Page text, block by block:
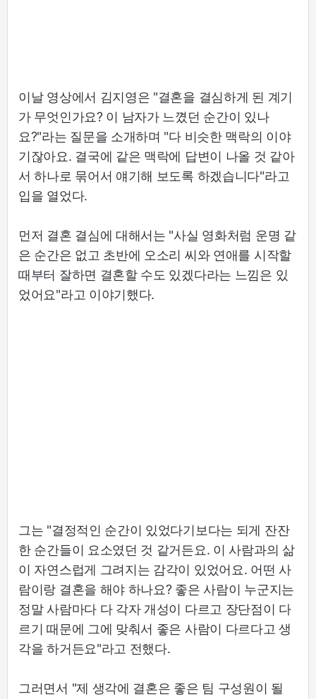
이날 영상에서 김지영은 "결혼을 결심하게 된 계기
가 무엇인가요? 이 남자가 느꼈던 순간이 있나
요?"라는 질문을 소개하며 "다 비슷한 맥락의 이야
기잖아요. 결국에 같은 맥락에 답변이 나올 것 같아
서 하나로 묶어서 얘기해 보도록 하겠습니다"라고
입을 열었다.
먼저 결혼 결심에 대해서는 "사실 영화처럼 운명 같
은 순간은 없고 초반에 오소리 씨와 연애를 시작할
때부터 잘하면 결혼할 수도 있겠다라는 느낌은 있
었어요"라고 이야기했다.
그는 "결정적인 순간이 있었다기보다는 되게 잔잔
한 순간들이 요소였던 것 같거든요. 이 사람과의 삶
이 자연스럽게 그려지는 감각이 있었어요. 어떤 사
람이랑 결혼을 해야 하나요? 좋은 사람이 누군지는
정말 사람마다 다 각자 개성이 다르고 장단점이 다
르기 때문에 그에 맞춰서 좋은 사람이 다르다고 생
각을 하거든요"라고 전했다.
그러면서 "제 생각에 결혼은 좋은 팀 구성원이 될